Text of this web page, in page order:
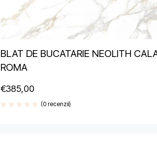
BLAT DE BUCATARIE NEOLITH
ROMA
€385,00
(0 recenzii)